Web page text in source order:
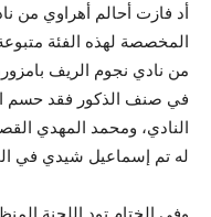
المخصصة لهذه الفئة
من نادي نجوم الريف
في صنف الذكور فقد حسم
النادي، ومحمد المهدي
له تم إسماعيل شيدي في
وفي الختام تود اللجنة